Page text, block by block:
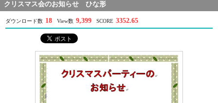
クリスマス会のお知らせ ひな形
ダウンロード数 18 View数 9,399 SCORE 3352.65